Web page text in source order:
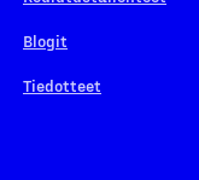
Blogit
Tiedotteet